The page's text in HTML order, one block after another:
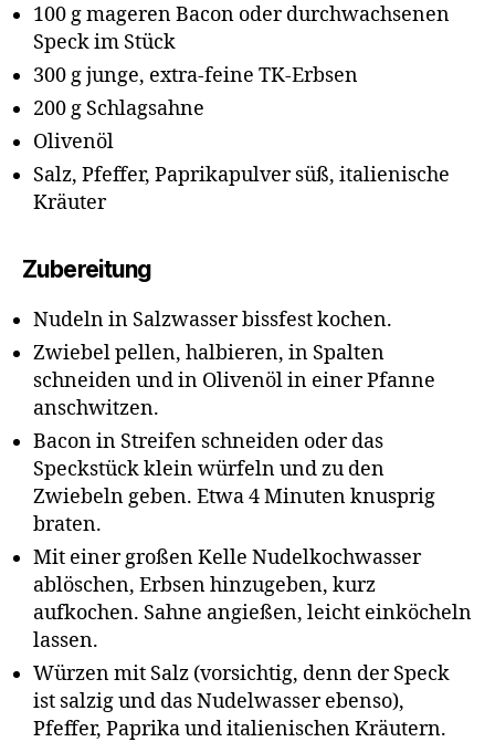
100 g mageren Bacon oder durchwachsenen
Speck im Stück
300 g junge, extra-feine TK-Erbsen
200 g Schlagsahne
Olivenöl
Salz, Pfeffer, Paprikapulver süß, italienische
Kräuter
Zubereitung
Nudeln in Salzwasser bissfest kochen.
Zwiebel pellen, halbieren, in Spalten
schneiden und in Olivenöl in einer Pfanne
anschwitzen.
Bacon in Streifen schneiden oder das
Speckstück klein würfeln und zu den
Zwiebeln geben. Etwa 4 Minuten knusprig
braten.
Mit einer großen Kelle Nudelkochwasser
ablöschen, Erbsen hinzugeben, kurz
aufkochen. Sahne angießen, leicht einköcheln
lassen.
Würzen mit Salz (vorsichtig, denn der Speck
ist salzig und das Nudelwasser ebenso),
Pfeffer, Paprika und italienischen Kräutern.